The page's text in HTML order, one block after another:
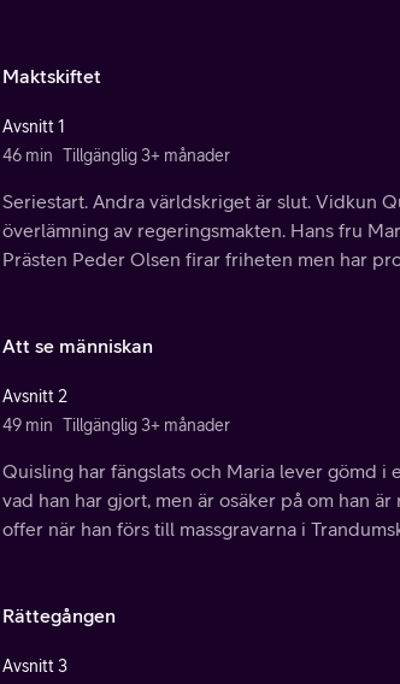
Maktskiftet
Avsnitt 1
46 min Tillgänglig 3+ månader
Seriestart. Andra världskriget är slut. Vidkun
överlämning av regeringsmakten. Hans fru
Prästen Peder Olsen firar friheten men har
Att se människan
Avsnitt 2
49 min Tillgänglig 3+ månader
Quisling har fängslats och Maria lever gömd i
vad han har gjort, men är osäker på om han
offer när han förs till massgravarna i
Rättegången
Avsnitt 3